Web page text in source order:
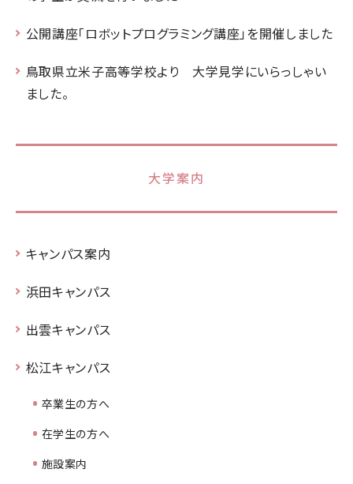
公開講座「ロボットプログラミング講座」を開催しました
鳥取県立米子高等学校より 大学見学にいらっしゃい
ました。
大学案内
キャンパス案内
浜田キャンパス
出雲キャンパス
松江キャンパス
卒業生の方へ
在学生の方へ
施設案内